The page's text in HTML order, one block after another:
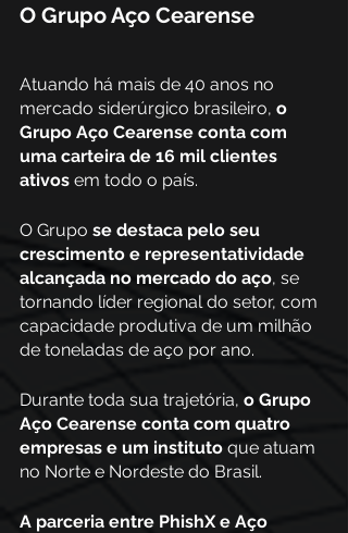
O Grupo Aço Cearense
Atuando há mais de 40 anos no
mercado siderúrgico brasileiro, o
Grupo Aço Cearense conta com
uma carteira de 16 mil clientes
ativos em todo o país.
O Grupo se destaca pelo seu
crescimento e representatividade
alcançada no mercado do aço, se
tornando líder regional do setor, com
capacidade produtiva de um milhão
de toneladas de aço por ano.
Durante toda sua trajetória, o Grupo
Aço Cearense conta com quatro
empresas e um instituto que atuam
no Norte e Nordeste do Brasil.
A parceria entre PhishX e Aço